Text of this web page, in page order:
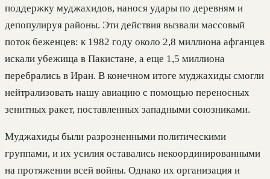
поддержку муджахидов, нанося удары по деревням и
депопулируя районы. Эти действия вызвали массовый
поток беженцев: к 1982 году около 2,8 миллиона афганцев
искали убежища в Пакистане, а еще 1,5 миллиона
перебрались в Иран. В конечном итоге муджахиды смогли
нейтрализовать нашу авиацию с помощью переносных
зенитных ракет, поставленных западными союзниками.
Муджахиды были разрозненными политическими
группами, и их усилия оставались некоординированными
на протяжении всей войны. Однако их организация и